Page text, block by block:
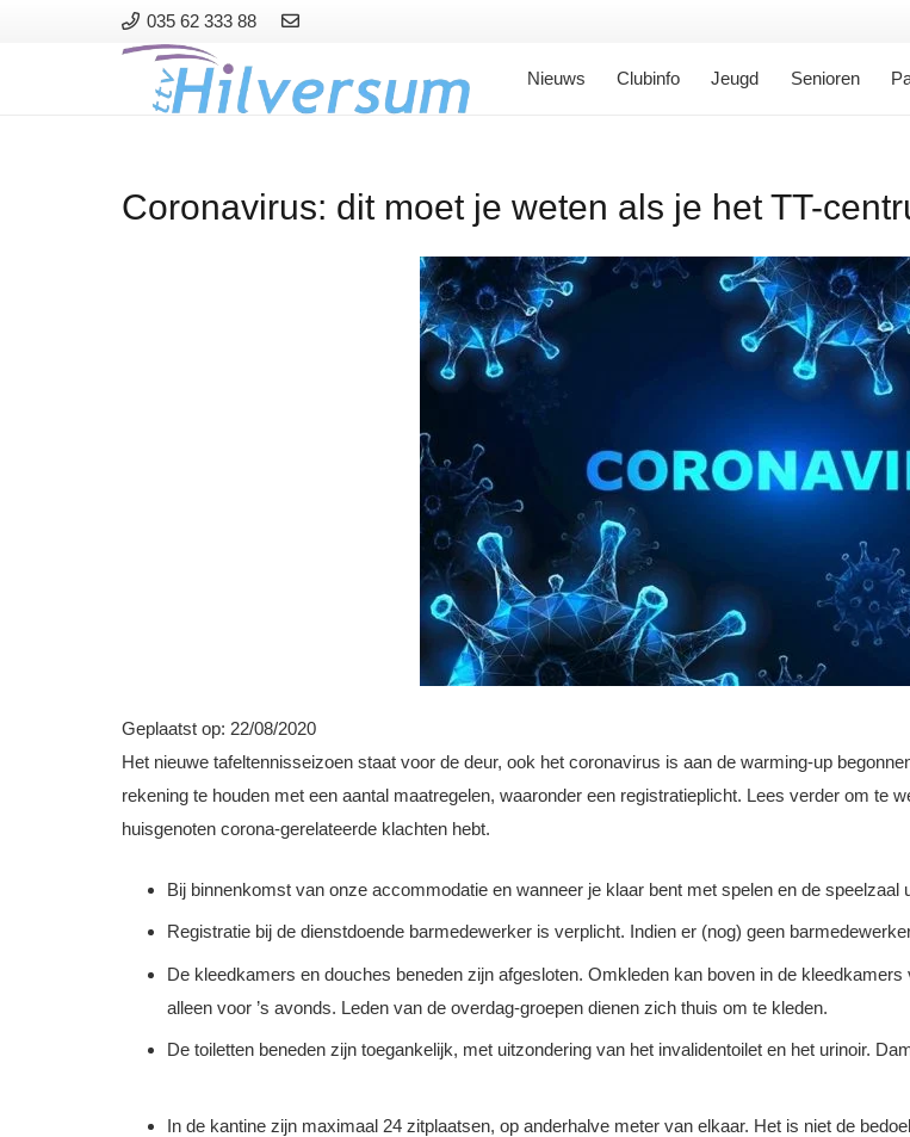
035 62 333 88
Nieuws Clubinfo Jeugd Senioren
Coronavirus: dit moet je weten als je het TT-
Geplaatst op: 22/08/2020
Het nieuwe tafeltennisseizoen staat voor de deur, ook het coronavirus is aan de warming-up
rekening te houden met een aantal maatregelen, waaronder een registratieplicht. Lees verder om te
huisgenoten corona-gerelateerde klachten hebt.
Bij binnenkomst van onze accommodatie en wanneer je klaar bent met spelen en de speelzaal
Registratie bij de dienstdoende barmedewerker is verplicht. Indien er (nog) geen
De kleedkamers en douches beneden zijn afgesloten. Omkleden kan boven in de
alleen voor ’s avonds. Leden van de overdag-groepen dienen zich thuis om te kleden.
De toiletten beneden zijn toegankelijk, met uitzondering van het invalidentoilet en het urinoir.
In de kantine zijn maximaal 24 zitplaatsen, op anderhalve meter van elkaar. Het is niet de